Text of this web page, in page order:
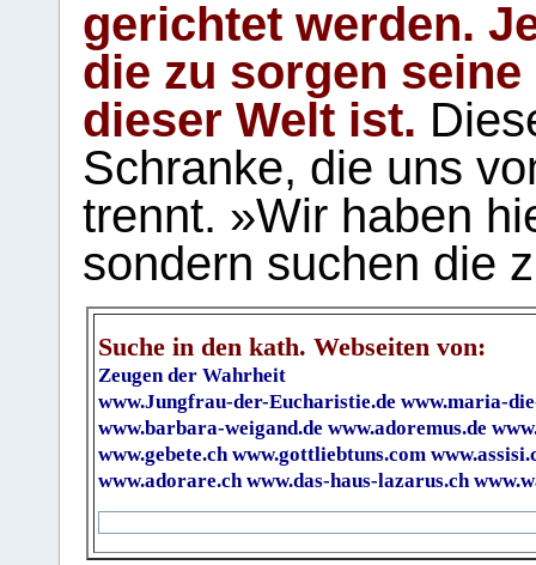
gerichtet werden.
die zu sorgen
dieser Welt ist.
Schranke, die uns
trennt. »Wir haben
sondern suchen die
Suche in den kath. Webseiten von:
Zeugen der Wahrheit
www.Jungfrau-der-Eucharistie.de www.maria-
www.barbara-weigand.de www.adoremus.de
www.gebete.ch www.gottliebtuns.com
www.adorare.ch www.das-haus-lazarus.ch